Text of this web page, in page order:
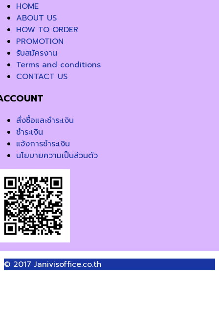
HOME
ABOUT US
HOW TO ORDER
PROMOTION
รับสมัครงาน
Terms and conditions
CONTACT US
สั่งซื้อและชำระเงิน
ชำระเงิน
แจ้งการชำระเงิน
นโยบายความเป็นส่วนตัว
© 2017 Janivisoffice.co.th